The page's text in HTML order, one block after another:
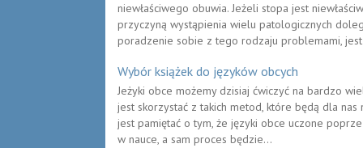
niewłaściwego obuwia. Jeżeli stopa jest
przyczyną wystąpienia wielu patologicznych
poradzenie sobie z tego rodzaju problemami,
Wybór książek do języków obcych
Jeżyki obce możemy dzisiaj ćwiczyć na bardzo
jest skorzystać z takich metod, które będą dla
jest pamiętać o tym, że języki obce uczone
w nauce, a sam proces będzie...